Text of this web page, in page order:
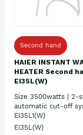
Second hand
HAIER INSTANT
HEATER Second
EI35L(W)
Size 3500watts | 2-
automatic cut-off
EI35L1(W)
EI35L(W)